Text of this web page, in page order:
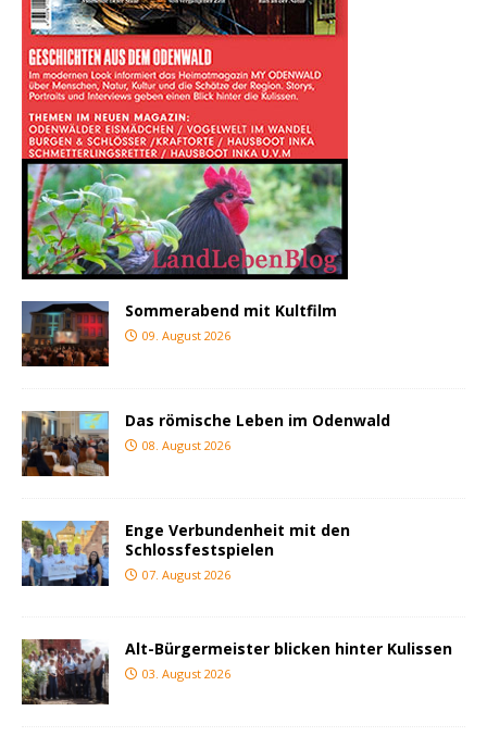
Sommerabend mit Kultfilm
09. August 2026
Das römische Leben im Odenwald
08. August 2026
Enge Verbundenheit mit den
Schlossfestspielen
07. August 2026
Alt-Bürgermeister blicken hinter Kulissen
03. August 2026